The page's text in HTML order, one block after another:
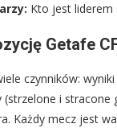
Kto jest liderem
Getafe
czynników:
i
Każdy mecz jest